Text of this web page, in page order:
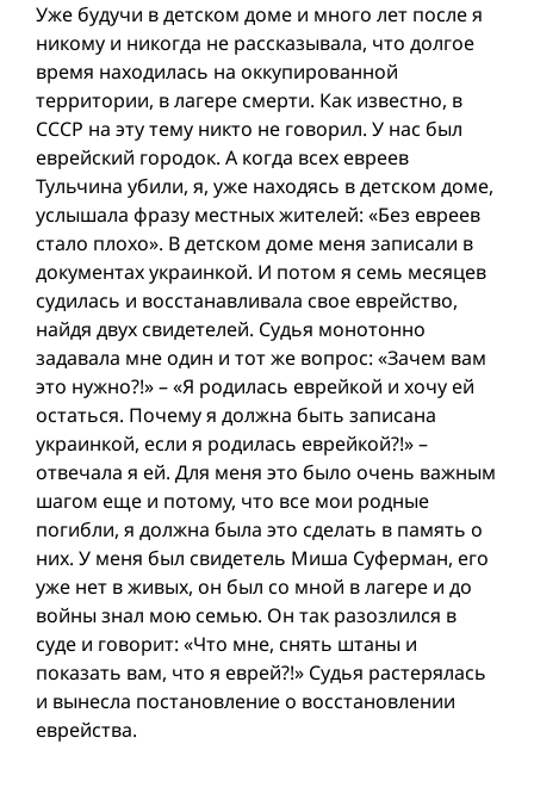
Уже будучи в детском доме и много лет после я
никому и никогда не рассказывала, что долгое
время находилась на оккупированной
территории, в лагере смерти. Как известно, в
СССР на эту тему никто не говорил. У нас был
еврейский городок. А когда всех евреев
Тульчина убили, я, уже находясь в детском доме,
услышала фразу местных жителей: «Без евреев
стало плохо». В детском доме меня записали в
документах украинкой. И потом я семь месяцев
судилась и восстанавливала свое еврейство,
найдя двух свидетелей. Судья монотонно
задавала мне один и тот же вопрос: «Зачем вам
это нужно?!» – «Я родилась еврейкой и хочу ей
остаться. Почему я должна быть записана
украинкой, если я родилась еврейкой?!» –
отвечала я ей. Для меня это было очень важным
шагом еще и потому, что все мои родные
погибли, я должна была это сделать в память о
них. У меня был свидетель Миша Суферман, его
уже нет в живых, он был со мной в лагере и до
вой­ны знал мою семью. Он так разозлился в
суде и говорит: «Что мне, снять штаны и
показать вам, что я еврей?!» Судья растерялась
и вынесла постановление о восстановлении
еврейства.